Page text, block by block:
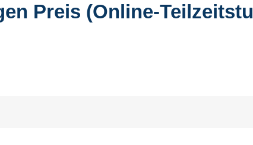
Preis (Online-